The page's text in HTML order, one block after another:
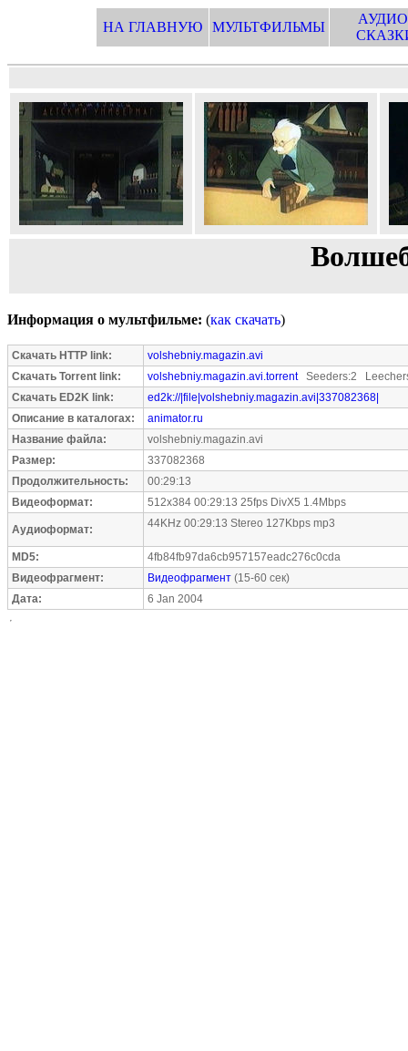
НА ГЛАВНУЮ МУЛЬТФИЛЬМЫ
Информация о мультфильме: (как скачать)
Скачать HTTP link:
volshebniy.magazin.avi
Скачать Torrent link:
volshebniy.magazin.avi.torrentSeeders:2
Скачать ED2K link:
ed2k://|file|volshebniy.magazin.avi|337082368|
Описание в каталогах:
animator.ru
Название файла:
volshebniy.magazin.avi
Размер:
337082368
Продолжительность:
00:29:13
Видеоформат:
512x384 00:29:13 25fps DivX5 1.4Mbps
Аудиоформат: 44KHz 00:29:13 Stereo 127Kbps mp3
MD5:
4fb84fb97da6cb957157eadc276c0cda
Видеофрагмент:
Видеофрагмент (15-60 сек)
Дата:
6 Jan 2004